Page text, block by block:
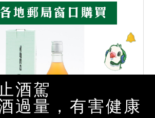
酒駕
過量，有害健康